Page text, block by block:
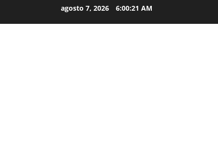
agosto 7, 2026 6:00:22 AM